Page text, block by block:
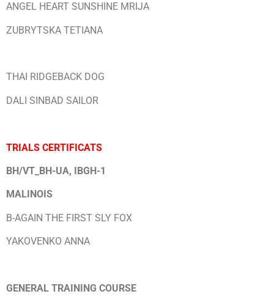
ANGEL HEART SUNSHINE MRIJA
ZUBRYTSKA TETIANA
THAI RIDGEBACK DOG
DALI SINBAD SAILOR
TRIALS CERTIFICATS
BH/VT_BH-UA, IBGH-1
MALINOIS
B-AGAIN THE FIRST SLY FOX
YAKOVENKO ANNA
GENERAL TRAINING COURSE